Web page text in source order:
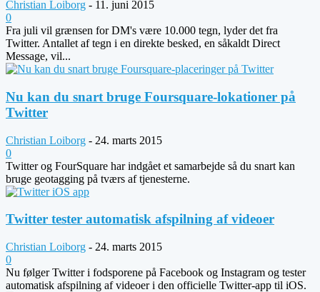
Christian Loiborg - 11. juni 2015
0
Fra juli vil grænsen for DM's være 10.000 tegn, lyder det fra
Twitter. Antallet af tegn i en direkte besked, en såkaldt Direct
Message, vil...
Nu kan du snart bruge Foursquare-lokationer på
Twitter
Christian Loiborg - 24. marts 2015
0
Twitter og FourSquare har indgået et samarbejde så du snart kan
bruge geotagging på tværs af tjenesterne.
Twitter tester automatisk afspilning af videoer
Christian Loiborg - 24. marts 2015
0
Nu følger Twitter i fodsporene på Facebook og Instagram og tester
automatisk afspilning af videoer i den officielle Twitter-app til iOS.